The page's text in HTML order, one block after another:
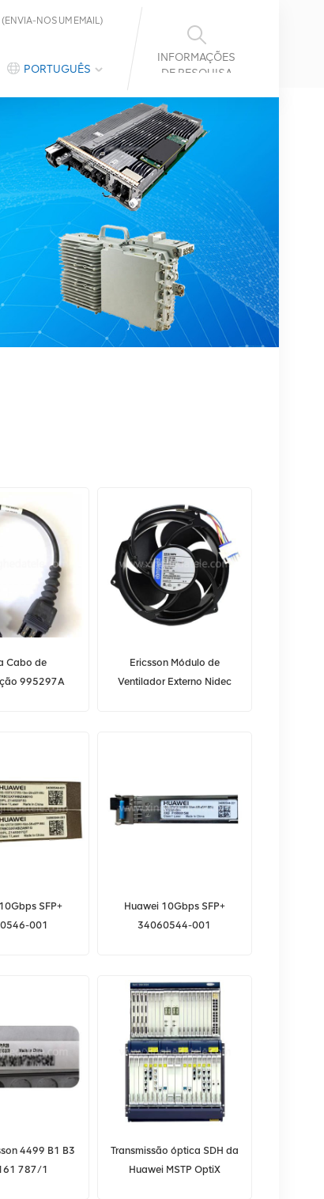
INFORMAÇÕES
DE PESQUISA
(ENVIA-NOS UM EMAIL)
PORTUGUÊS
Cabo de
995297A
Ericsson Módulo de
Ventilador Externo Nidec
SFP+
001
Huawei 10Gbps SFP+
34060544-001
SM-eSFP-BBU
34060544/34060546
4499 B1 B3
787/1
Transmissão óptica SDH da
Huawei MSTP OptiX